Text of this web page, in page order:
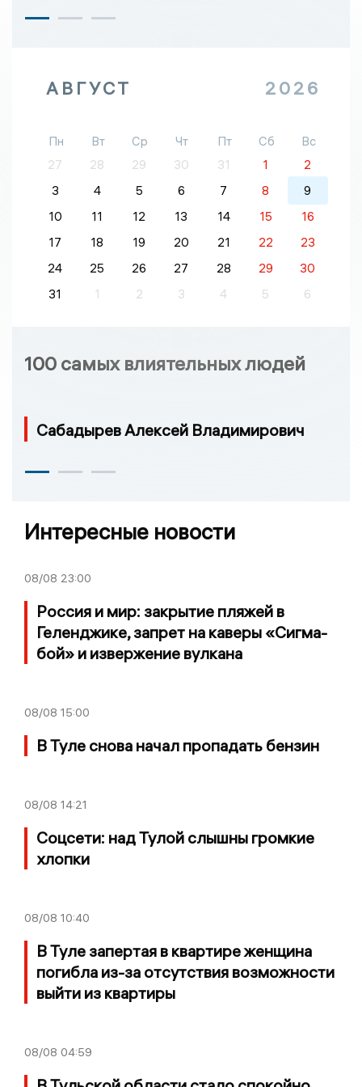
АВГУСТ 2026
Пн Вт Ср Чт Пт Сб
Вс
27
28 29 30 31 1
2
3
4 5 6 7 8
9
10
11 12 13 14 15
16
17
18 19 20 21 22
23
24
25 26 27 28 29
30
31
1 2 3 4 5 6
100 самых влиятельных людей
Сабадырев Алексей Владимирович
Интересные новости
08/08 23:00
Россия и мир: закрытие пляжей в
Геленджике, запрет на каверы «Сигма-
бой» и извержение вулкана
08/08 15:00
В Туле снова начал пропадать бензин
08/08 14:21
Соцсети: над Тулой слышны громкие
хлопки
08/08 10:40
В Туле запертая в квартире женщина
погибла из-за отсутствия возможности
выйти из квартиры
08/08 04:59